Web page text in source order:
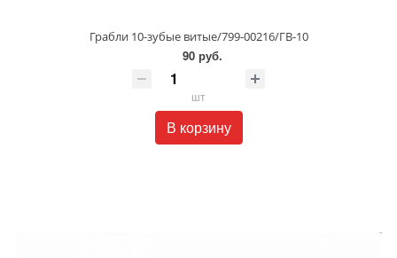
Грабли 10-зубые витые/799-00216/ГВ-10
90 руб.
шт
В корзину